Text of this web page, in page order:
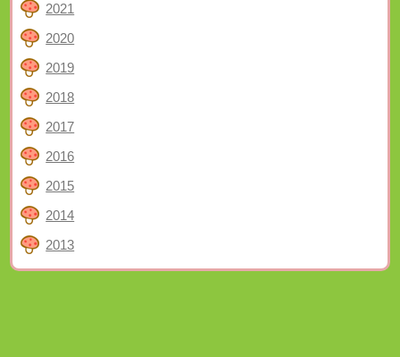
2021
2020
2019
2018
2017
2016
2015
2014
2013